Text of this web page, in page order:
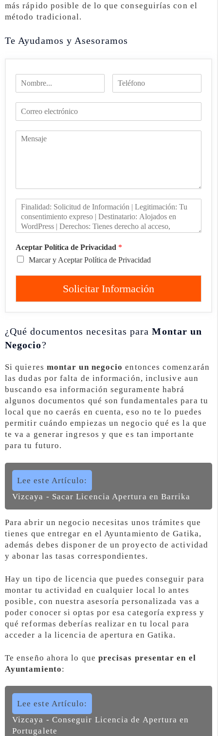
más rápido posible de lo que conseguirías con el
método tradicional.
Te Ayudamos y Asesoramos
Aceptar Política de Privacidad *
Marcar y Aceptar Política de Privacidad
Solicitar Información
¿Qué documentos necesitas paraMontar un
Negocio?
Si quieres montar un negocio entonces comenzarán
las dudas por falta de información, inclusive aun
buscando esa información seguramente habrá
algunos documentos qué son fundamentales para tu
local que no caerás en cuenta, eso no te lo puedes
permitir cuándo empiezas un negocio qué es la que
te va a generar ingresos y que es tan importante
para tu futuro.
Lee este Artículo:
Vizcaya - Sacar Licencia Apertura en Barrika
Para abrir un negocio necesitas unos trámites que
tienes que entregar en el Ayuntamiento de Gatika,
además debes disponer de un proyecto de actividad
y abonar las tasas correspondientes.
Hay un tipo de licencia que puedes conseguir para
montar tu actividad en cualquier local lo antes
posible, con nuestra asesoría personalizada vas a
poder conocer si optas por esa categoría express y
qué reformas deberías realizar en tu local para
acceder a la licencia de apertura en Gatika.
Te enseño ahora lo que precisas presentar en el
Ayuntamiento:
Lee este Artículo:
Vizcaya - Conseguir Licencia de Apertura en
Portugalete